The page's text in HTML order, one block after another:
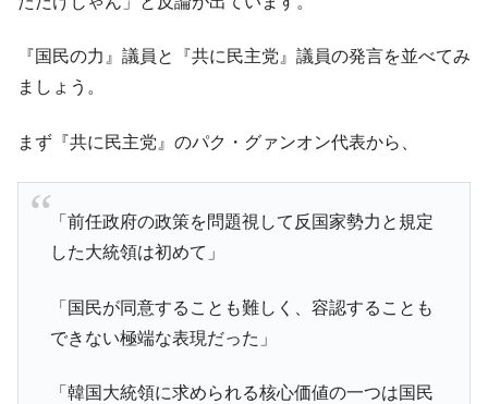
ーにウソのデータを入力したのは明白だ」
『Money1』
『Money1』
韓国は「中国と同じく」投資に不適格な国
『Money1』
す」⇒「金を経由するドル入手」手段ではないのか？
『Money1』
韓国･外為取引量「1日当たり1,214.4億ド
い「50.5％」に上昇
『Money1』
韓国大統領府ボンクラ政策室長が告発され
『国民の力』議員と『共に民主党』議員の発言を並べてみ
ましょう。
まず『共に民主党』のパク・グァンオン代表から、
「前任政府の政策を問題視して反国家勢力と規定
した大統領は初めて」
「国民が同意することも難しく、容認することも
できない極端な表現だった」
「韓国大統領に求められる核心価値の一つは国民